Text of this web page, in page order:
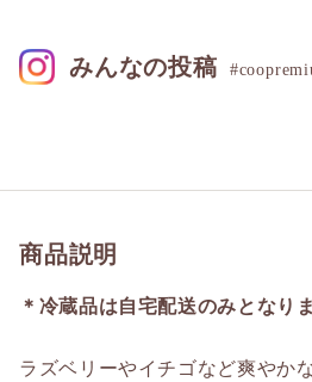
商品説明
＊冷蔵品は自宅配送のみとなりま
ラズベリーやイチゴなど爽やか
みんなの投稿